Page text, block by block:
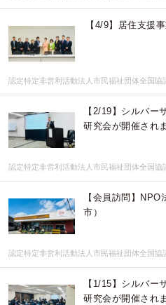
【4/9】居住支援
認定特定非営利活動法人市民福祉団体全国協
【2/19】シルバー
研究会が開催され
認定特定非営利活動法人市民福祉団体全国協
【会員訪問】
市）
認定特定非営利活動法人市民福祉団体全国協
【1/15】シルバー
研究会が開催され